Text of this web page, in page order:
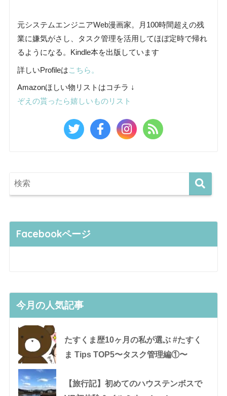
元システムエンジニアWeb漫画家。月100時間超えの残
業に嫌気がさし、タスク管理を活用してほぼ定時で帰れ
るようになる。Kindle本を出版しています
詳しいProfileはこちら。
Amazonほしい物リストはコチラ ↓
ぞえの貰ったら嬉しいものリスト
Facebookページ
今月の人気記事
たすくま歴10ヶ月の私が選ぶ #たすく
ま Tips TOP5〜タスク管理編①〜
【旅行記】初めてのハウステンボスで